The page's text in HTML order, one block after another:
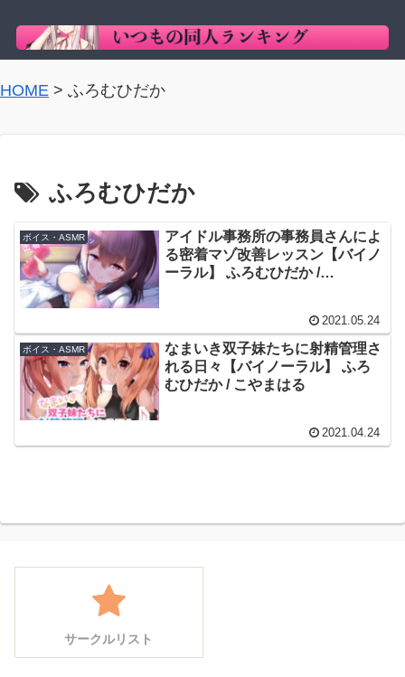
HOME > ふろむひだか
ふろむひだか
ボイス・ASMR
アイドル事務所の事務員さんによ
る密着マゾ改善レッスン【バイノ
ーラル】 ふろむひだか /
2021.05.24
ボイス・ASMR
なまいき双子妹たちに射精管理さ
れる日々【バイノーラル】 ふろ
むひだか / こやまはる
2021.04.24
サークルリスト